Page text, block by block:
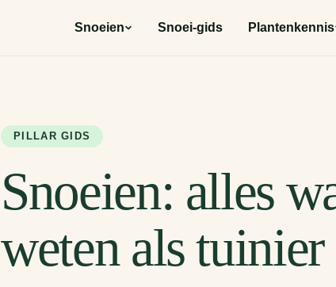
Snoeien Snoei-gids Plantenkennis
PILLAR GIDS
Snoeien: alles
weten als tuinier